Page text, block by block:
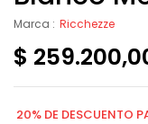
Marca : Ricchezze
$
20% DE DESCUENTO